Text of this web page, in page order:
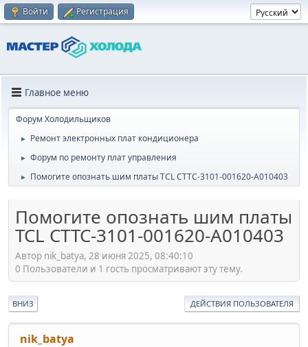
Войти Регистрация
Главное меню
Форум Холодильщиков
► Ремонт электронных плат кондиционера
► Форум по ремонту плат управления
► Помогите опознать шим платы TCL CTTC-3101-001620-A010403
Помогите опознать шим платы
TCL CTTC-3101-001620-A010403
Автор nik_batya, 28 июня 2025, 08:40:10
0 Пользователи и 1 гость просматривают эту тему.
ВНИЗ ДЕЙСТВИЯ ПОЛЬЗОВАТЕЛЯ
nik_batya